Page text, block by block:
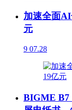
加速全面
元
9 07.28
BIGME B7